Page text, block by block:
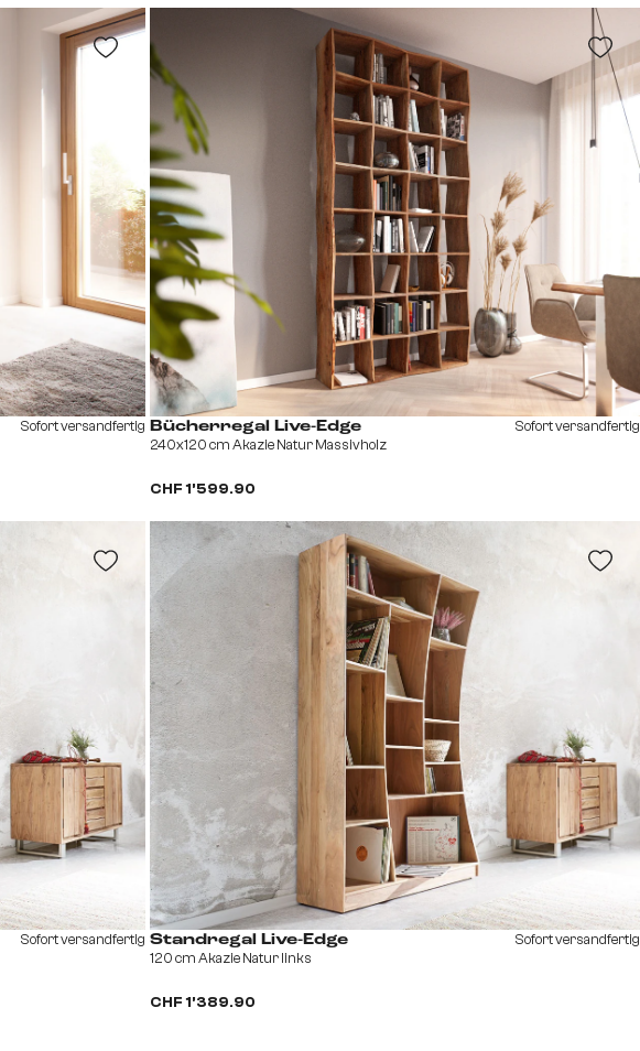
Sofort versandfertig Bücherregal Live-Edge
240x120 cm Akazie Natur Massivholz
CHF 1’599.90
Sofort versandfertig
Sofort versandfertig Standregal Live-Edge
120 cm Akazie Natur links
CHF 1’389.90
Sofort versandfertig